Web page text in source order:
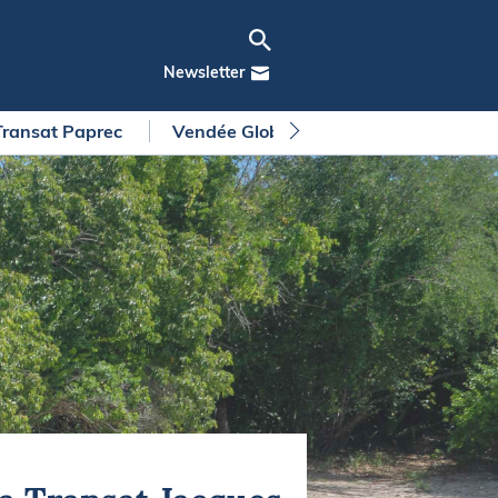
Newsletter
Paprec Vendée Globe